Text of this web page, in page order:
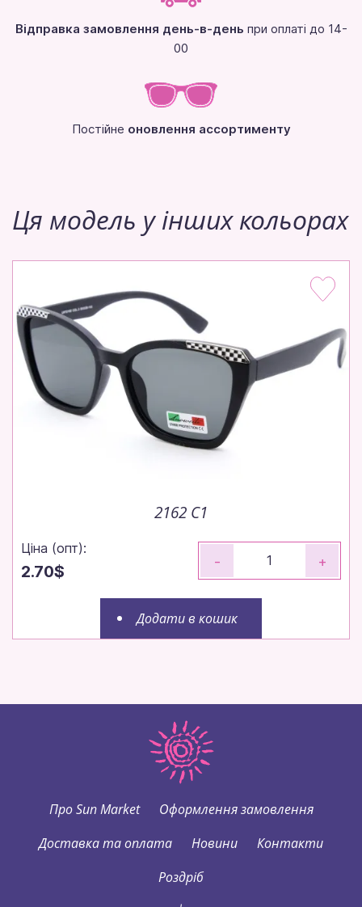
Відправка замовлення день-в-день при оплаті до 14-
00
Постійне оновлення ассортименту
Ця модель у інших кольорах
2162 C1
Ціна (опт):
2.70$
- +
Додати в кошик
Про Sun Market
Оформлення замовлення
Доставка та оплата
Новини
Контакти
Роздріб